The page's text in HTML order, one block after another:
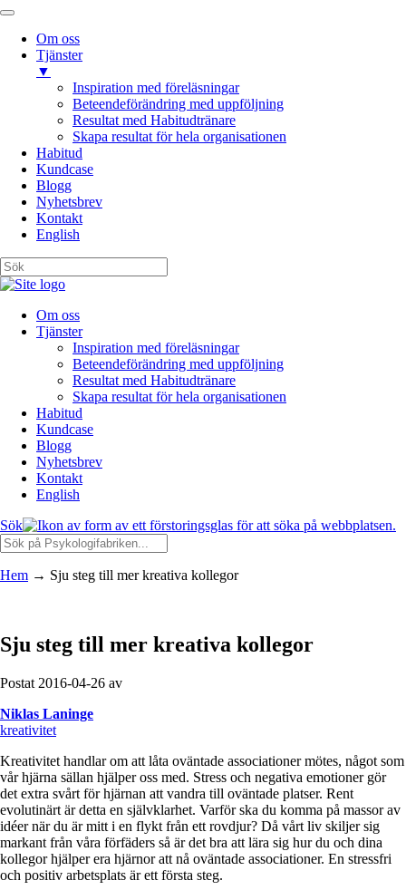
Om oss
Tjänster
▼
Inspiration med föreläsningar
Beteendeförändring med uppföljning
Resultat med Habitudtränare
Skapa resultat för hela organisationen
Habitud
Kundcase
Blogg
Nyhetsbrev
Kontakt
English
Om oss
Tjänster
Inspiration med föreläsningar
Beteendeförändring med uppföljning
Resultat med Habitudtränare
Skapa resultat för hela organisationen
Habitud
Kundcase
Blogg
Nyhetsbrev
Kontakt
English
Sök
Hem → Sju steg till mer kreativa kollegor
Sju steg till mer kreativa kollegor
Postat 2016-04-26 av
Niklas Laninge
kreativitet
Kreativitet handlar om att låta oväntade associationer mötes, något som
vår hjärna sällan hjälper oss med. Stress och negativa emotioner gör
det extra svårt för hjärnan att vandra till oväntade platser. Rent
evolutinärt är detta en självklarhet. Varför ska du komma på massor av
idéer när du är mitt i en flykt från ett rovdjur? Då vårt liv skiljer sig
markant från våra förfäders så är det bra att lära sig hur du och dina
kollegor hjälper era hjärnor att nå oväntade associationer. En stressfri
och positiv arbetsplats är ett första steg.